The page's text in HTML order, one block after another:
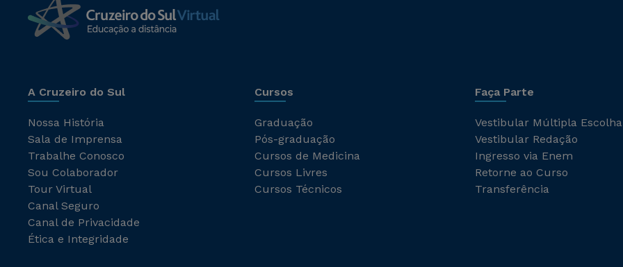
A Cruzeiro do Sul
Nossa História
Sala de Imprensa
Trabalhe Conosco
Sou Colaborador
Tour Virtual
Canal Seguro
Canal de Privacidade
Ética e Integridade
Cursos
Graduação
Pós-graduação
Cursos de Medicina
Cursos Livres
Cursos Técnicos
Faça Parte
Vestibular Múltipla Escolha
Vestibular Redação
Ingresso via Enem
Retorne ao Curso
Transferência